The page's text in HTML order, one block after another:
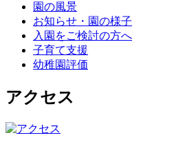
園の風景
お知らせ・園の様子
入園をご検討の方へ
子育て支援
幼稚園評価
アクセス